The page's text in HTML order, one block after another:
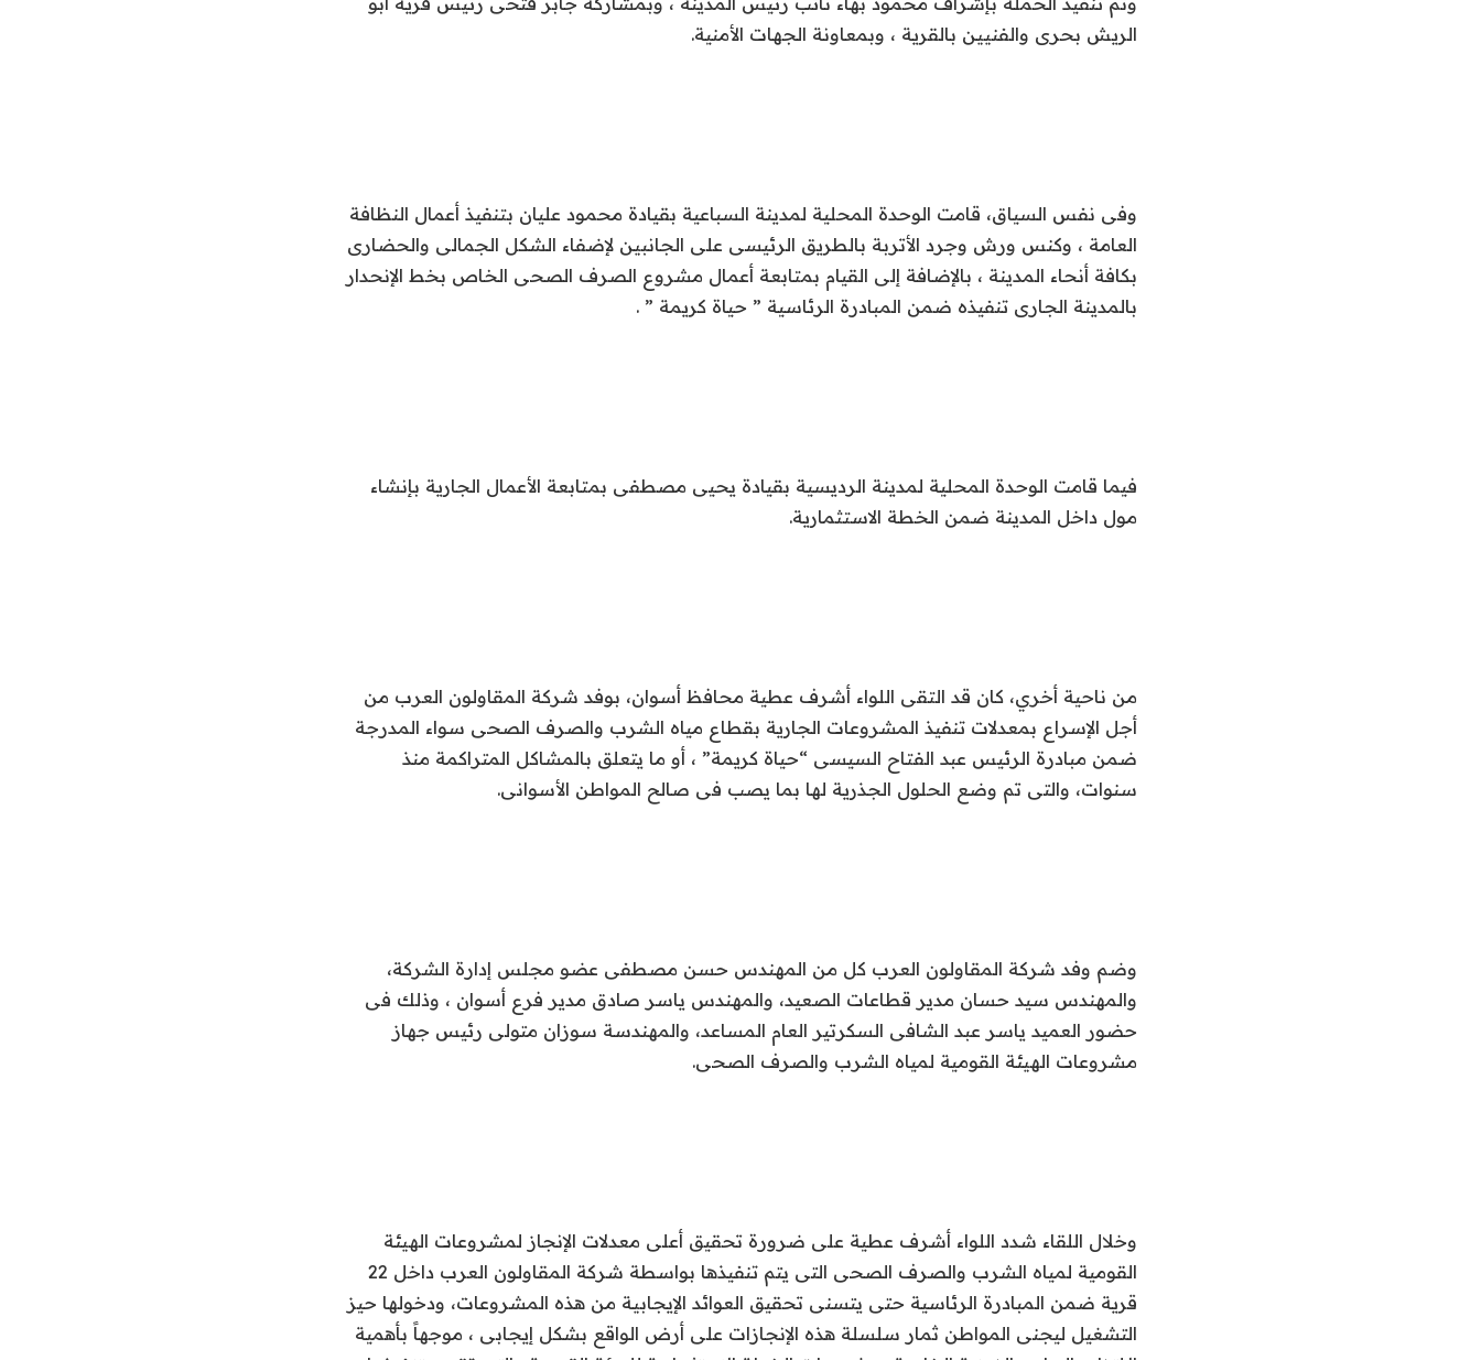
الريش بحرى والفنيين بالقرية ، وبمعاونة الجهات الأمنية.
وفى نفس السياق، قامت الوحدة المحلية لمدينة السباعية بقيادة محمود عليان بتنفيذ أعمال النظافة
العامة ، وكنس ورش وجرد الأتربة بالطريق الرئيسى على الجانبين لإضفاء الشكل الجمالى والحضارى
بكافة أنحاء المدينة ، بالإضافة إلى القيام بمتابعة أعمال مشروع الصرف الصحى الخاص بخط الإنحدار
بالمدينة الجارى تنفيذه ضمن المبادرة الرئاسية ” حياة كريمة ” .
فيما قامت الوحدة المحلية لمدينة الرديسية بقيادة يحيى مصطفى بمتابعة الأعمال الجارية بإنشاء
مول داخل المدينة ضمن الخطة الاستثمارية.
من ناحية أخري، كان قد التقى اللواء أشرف عطية محافظ أسوان، بوفد شركة المقاولون العرب من
أجل الإسراع بمعدلات تنفيذ المشروعات الجارية بقطاع مياه الشرب والصرف الصحى سواء المدرجة
ضمن مبادرة الرئيس عبد الفتاح السيسى “حياة كريمة” ، أو ما يتعلق بالمشاكل المتراكمة منذ
سنوات، والتى تم وضع الحلول الجذرية لها بما يصب فى صالح المواطن الأسوانى.
وضم وفد شركة المقاولون العرب كل من المهندس حسن مصطفى عضو مجلس إدارة الشركة،
والمهندس سيد حسان مدير قطاعات الصعيد، والمهندس ياسر صادق مدير فرع أسوان ، وذلك فى
حضور العميد ياسر عبد الشافى السكرتير العام المساعد، والمهندسة سوزان متولى رئيس جهاز
مشروعات الهيئة القومية لمياه الشرب والصرف الصحى.
وخلال اللقاء شدد اللواء أشرف عطية على ضرورة تحقيق أعلى معدلات الإنجاز لمشروعات الهيئة
القومية لمياه الشرب والصرف الصحى التى يتم تنفيذها بواسطة شركة المقاولون العرب داخل 22
قرية ضمن المبادرة الرئاسية حتى يتسنى تحقيق العوائد الإيجابية من هذه المشروعات، ودخولها حيز
التشغيل ليجنى المواطن ثمار سلسلة هذه الإنجازات على أرض الواقع بشكل إيجابى ، موجهاً بأهمية